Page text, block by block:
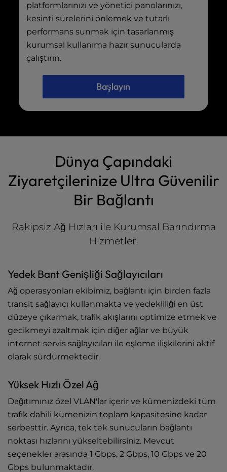
platformlarınızı ve yönetici panolarınızı,
kesinti sürelerini önlemek ve tutarlı
performans sunmak için tasarlanmış
kurumsal kullanıma hazır sunucularda
çalıştırın.
Başlayın
Dünya Çapındaki
Ziyaretçilerinize Ultra Güvenilir
Bir Bağlantı
Rakipsiz Ağ Hızları ile Kurumsal Barındırma
Hizmetleri
Yedek Bant Genişliği Sağlayıcıları
Ağ operasyonları ekibimiz, bağlantı için birden fazla
transit sağlayıcı kullanmakta ve yedekliliği en üst
düzeye çıkarmak, trafik akışlarını optimize etmek ve
gecikmeyi azaltmak için diğer ağlar ve büyük
internet servis sağlayıcıları ile eşleme ilişkilerini aktif
olarak sürdürmektedir.
Yüksek Hızlı Özel Ağ
Dağıtımınız özel VLAN'lar içerir ve kümenizdeki tüm
trafik dahili kümenizin toplam kapasitesine kadar
serbesttir. Ayrıca, tek tek sunucuların bağlantı
noktası hızlarını yükseltebilirsiniz. Mevcut
seçenekler arasında 1 Gbps, 2 Gbps, 10 Gbps ve 20
Gbps bulunmaktadır.